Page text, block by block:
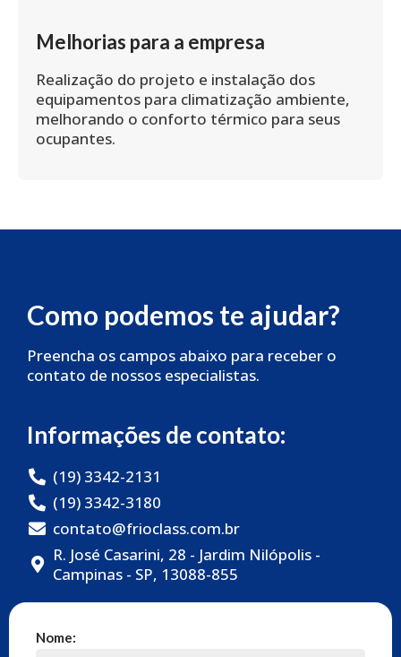
Melhorias para a empresa
Realização do projeto e instalação dos
equipamentos para climatização ambiente,
melhorando o conforto térmico para seus
ocupantes.
Como podemos te ajudar?
Preencha os campos abaixo para receber o
contato de nossos especialistas.
Informações de contato:
(19) 3342-2131
(19) 3342-3180
contato@frioclass.com.br
R. José Casarini, 28 - Jardim Nilópolis -
Campinas - SP, 13088-855
Nome: